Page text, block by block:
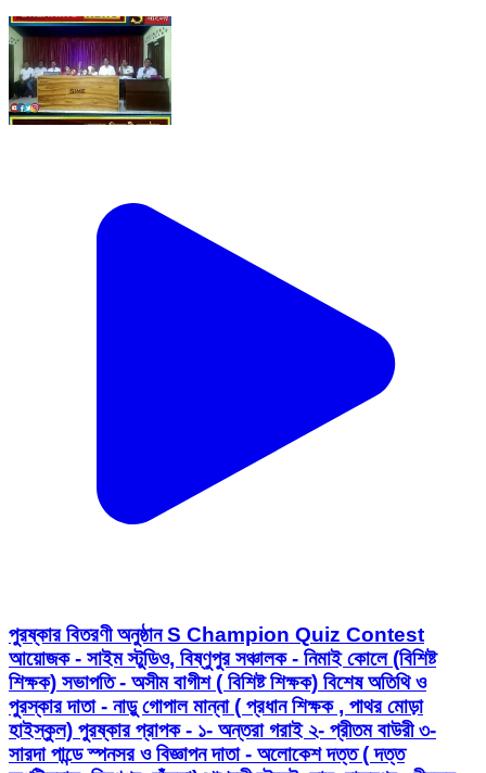
পুরষ্কার বিতরণী অনুষ্ঠান S Champion Quiz Contest
আয়োজক - সাইম স্টুডিও, বিষ্ণুপুর সঞ্চালক - নিমাই কোলে (বিশিষ্ট
শিক্ষক) সভাপতি - অসীম বাগীশ ( বিশিষ্ট শিক্ষক) বিশেষ অতিথি ও
পুরস্কার দাতা - নাড়ু গোপাল মান্না ( প্রধান শিক্ষক , পাথর মোড়া
হাইস্কুল) পুরষ্কার প্রাপক - ১- অন্তরা গরাই ২- প্রীতম বাউরী ৩-
সারদা পান্ডে স্পনসর ও বিজ্ঞাপন দাতা - অলোকেশ দত্ত ( দত্ত